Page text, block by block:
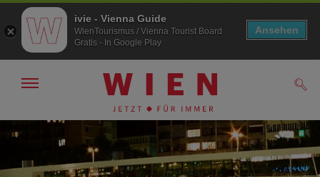
Zur
Navigation
Zum
Inhalt
Navigation
ivie - Vienna Guide
WienTourismus / Vienna Tourist Board
Gratis - In Google Play
Ansehen